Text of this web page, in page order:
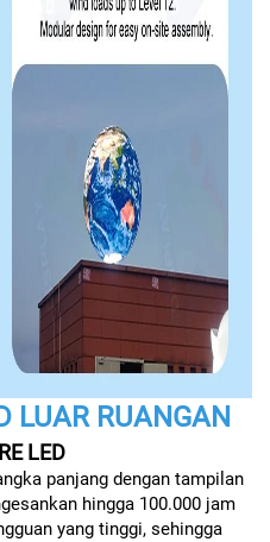
LUAR RUANGAN
LED
panjang dengan tampilan
hingga 100.000 jam
yang tinggi, sehingga